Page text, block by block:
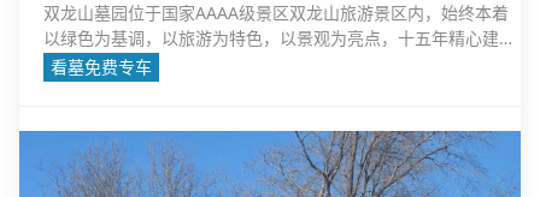
双龙山墓园位于国家AAAA级景区双龙山旅游景区内，始终本着
以绿色为基调，以旅游为特色，以景观为亮点，十五年精心建
设，苦心经营，传统、现代文化交融，东西方文化凝萃，已成为
远近驰名、广受青睐的“人生后花园
看墓免费专车